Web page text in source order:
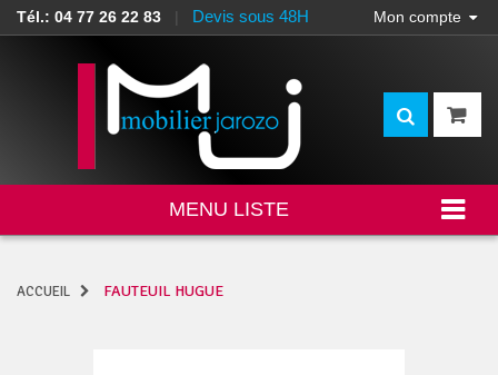
Tél.: 04 77 26 22 83 | Devis sous 48H Mon compte
MENU LISTE
ACCUEIL FAUTEUIL HUGUE